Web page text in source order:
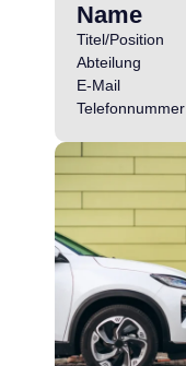
Name
Titel/Position
Abteilung
E-Mail
Telefonnummer